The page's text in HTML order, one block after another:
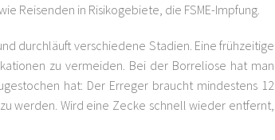
Reisenden in Risikogebiete, die FSME-Impfung.
durchläuft verschiedene Stadien. Eine frühzeitige
zu vermeiden. Bei der Borreliose hat man
hat: Der Erreger braucht mindestens 12
werden. Wird eine Zecke schnell wieder entfernt,